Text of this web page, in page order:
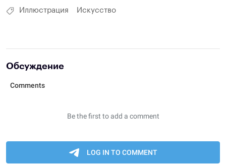
Иллюстрация Искусство
Обсуждение